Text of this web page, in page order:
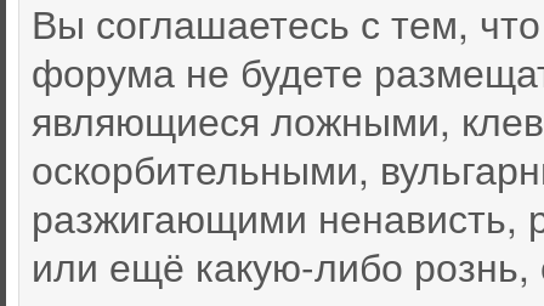
Вы соглашаетесь с тем,
форума не будете
являющиеся ложными,
оскорбительными,
разжигающими ненависть,
или ещё какую-либо